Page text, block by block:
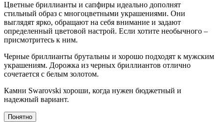
Цветные бриллианты и сапфиры идеально дополнят
стильный образ с многоцветными украшениями. Они
выглядят ярко, обращают на себя внимание и задают
определенный цветовой настрой. Если хотите необычного –
присмотритесь к ним.
Черные бриллианты брутальны и хорошо подходят к мужским
украшениям. Дорожка из черных бриллиантов отлично
сочетается с белым золотом.
Камни Swarovski хороши, когда нужен бюджетный и
надежный вариант.
Понятно